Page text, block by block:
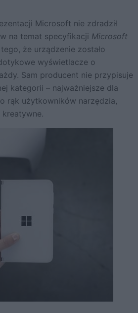
Microsoft nie zdradził
na temat specyfikacji Microsoft
że urządzenie zostało
wyświetlacze o
Sam producent nie przypisuje
kategorii – najważniejsze dla
rąk użytkowników narzędzia,